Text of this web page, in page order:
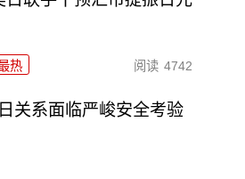
热 阅读 4742
关系面临严峻安全考验